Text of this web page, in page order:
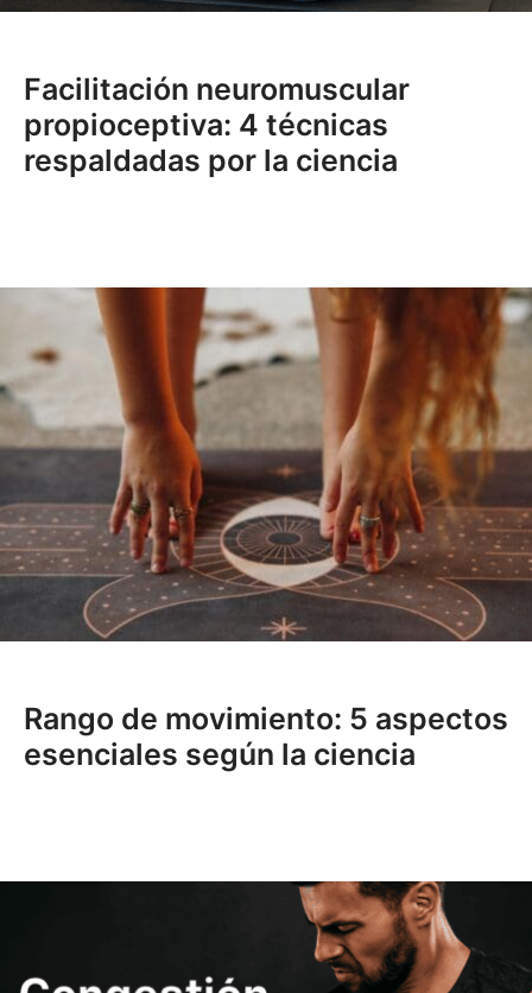
Facilitación neuromuscular
propioceptiva: 4 técnicas
respaldadas por la ciencia
Rango de movimiento: 5 aspectos
esenciales según la ciencia